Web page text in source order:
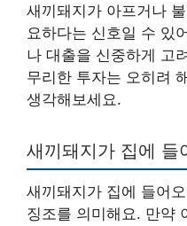
새끼돼지가 아프거나
요하다는 신호일 수 있
나 대출을 신중하게 고
무리한 투자는 오히려
생각해보세요.
새끼돼지가 집에 들
새끼돼지가 집에 들어
징조를 의미해요. 만약